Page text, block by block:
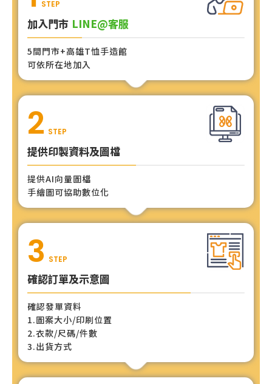
STEP
加入門市 LINE@客服
5間門市+高雄T恤手造館
可依所在地加入
2 STEP
提供印製資料及圖檔
提供AI向量圖檔
手繪圖可協助數位化
3 STEP
確認訂單及示意圖
確認發單資料
1.圖案大小/印刷位置
2.衣款/尺碼/件數
3.出貨方式